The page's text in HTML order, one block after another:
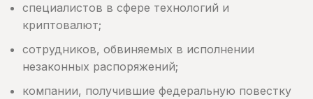
специалистов в сфере технологий и
криптовалют;
сотрудников, обвиняемых в исполнении
незаконных распоряжений;
компании, получившие федеральную повестку